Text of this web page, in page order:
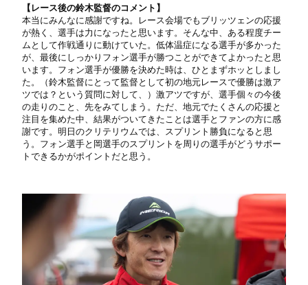
【レース後の鈴木監督のコメント】
本当にみんなに感謝ですね。レース会場でもブリッツェンの応援
が熱く、選手は力になったと思います。そんな中、ある程度チー
ムとして作戦通りに動けていた。低体温症になる選手が多かった
が、最後にしっかりフォン選手が勝つことができてよかったと思
います。フォン選手が優勝を決めた時は、ひとまずホッとしまし
た。（鈴木監督にとって監督として初の地元レースで優勝は激ア
ツでは？という質問に対して、）激アツですが、選手個々の今後
の走りのこと、先をみてしまう。ただ、地元でたくさんの応援と
注目を集めた中、結果がついてきたことは選手とファンの方に感
謝です。明日のクリテリウムでは、スプリント勝負になると思
う。フォン選手と岡選手のスプリントを周りの選手がどうサポー
トできるかがポイントだと思う。